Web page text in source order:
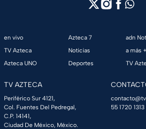
en vivo
TV Azteca
Azteca UNO
Azteca 7
Noticias
Deportes
adn
a más +
TV
TV AZTECA
Periférico Sur 4121,
Col. Fuentes Del Pedregal,
C.P. 14141,
Ciudad De México, México.
55 1720 1313